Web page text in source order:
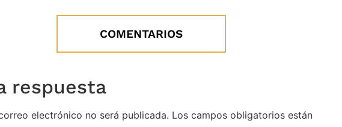
COMENTARIOS
respuesta
electrónico no será publicada. Los campos obligatorios están